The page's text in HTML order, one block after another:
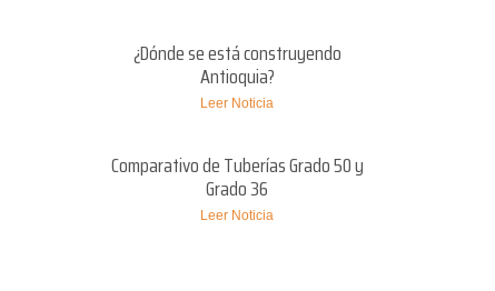
¿Dónde se está construyendo
Antioquia?
Leer Noticia
Comparativo de Tuberías Grado 50 y
Grado 36
Leer Noticia